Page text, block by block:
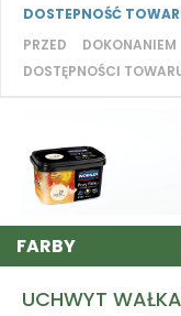
DOSTEPNOŚĆ
PRZED
DOSTĘPNOŚCI
FARBY
UCHWYT